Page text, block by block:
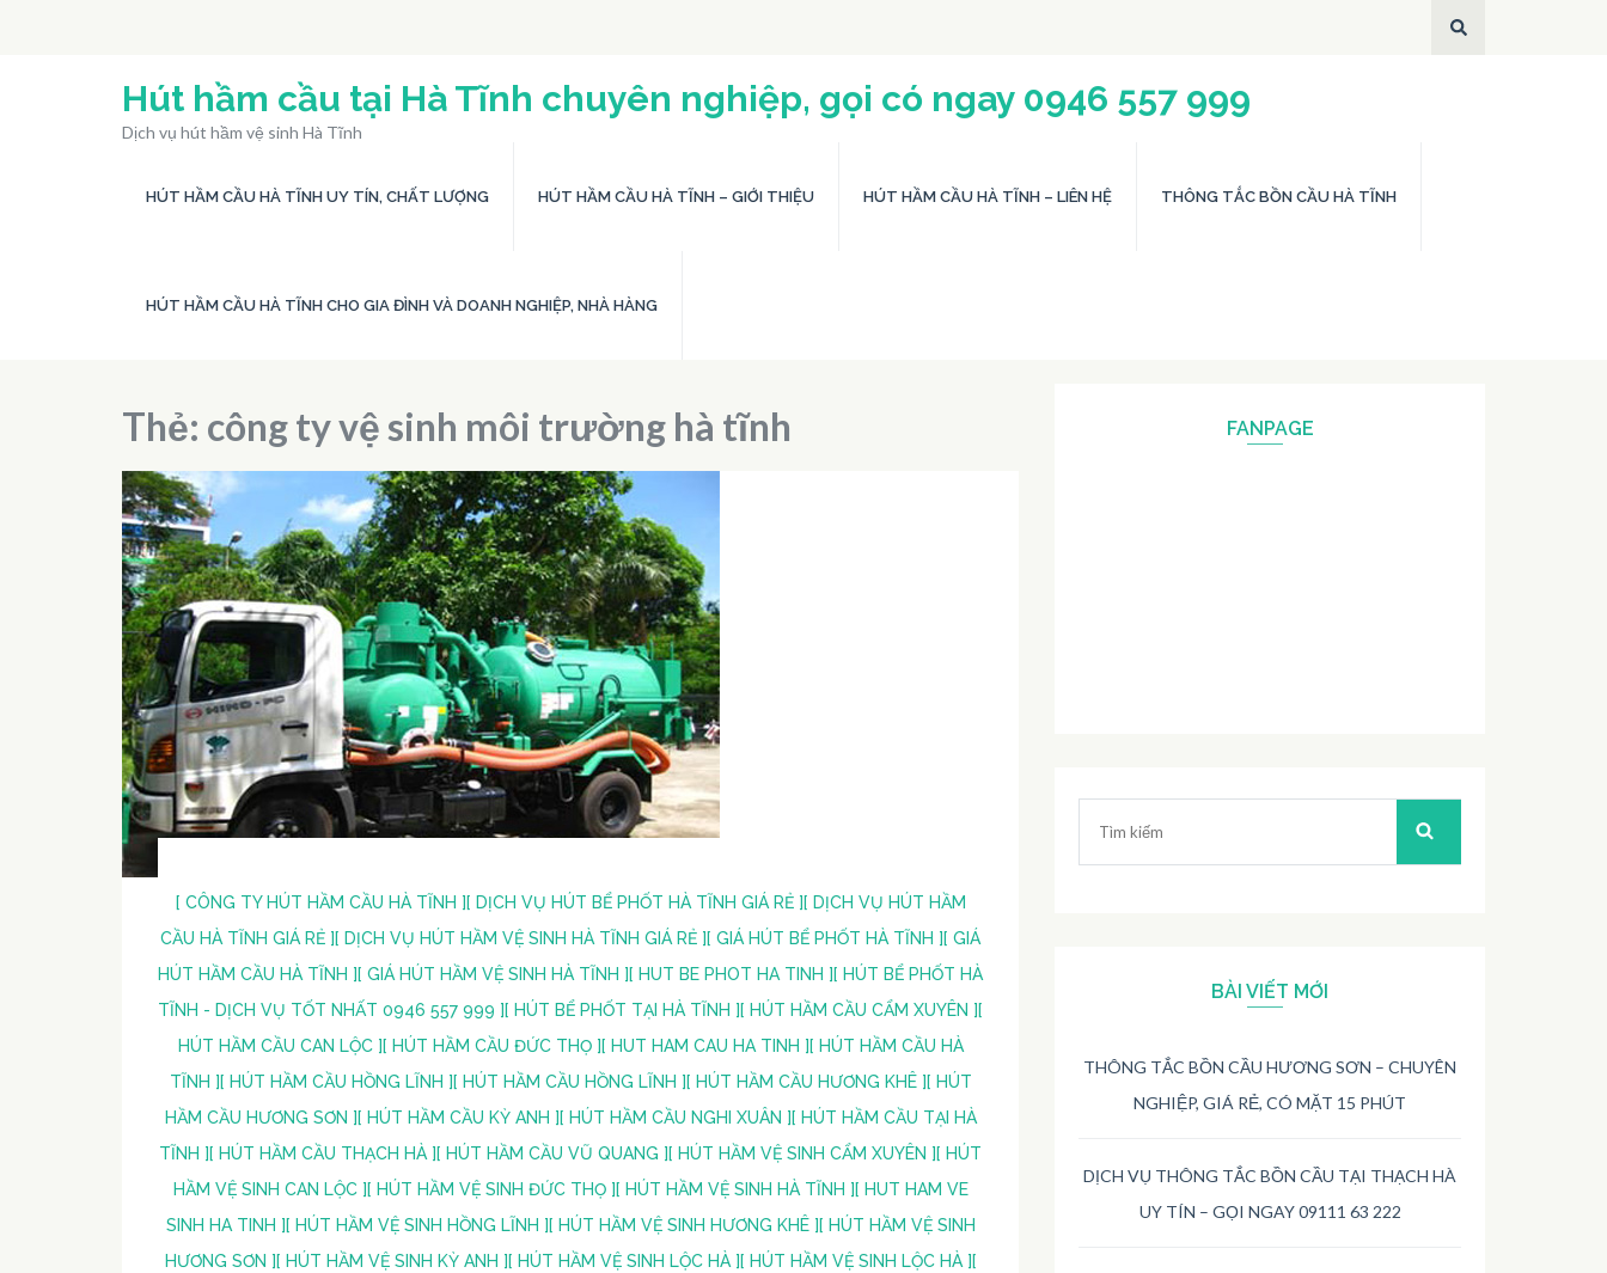
Hút hầm cầu tại Hà Tĩnh chuyên nghiệp, gọi có ngay 0946 557 999
Dịch vụ hút hầm vệ sinh Hà Tĩnh
HÚT HẦM CẦU HÀ TĨNH UY TÍN, CHẤT LƯỢNG HÚT HẦM CẦU HÀ TĨNH – GIỚI THIỆU HÚT HẦM CẦU HÀ TĨNH – LIÊN HỆ THÔNG TẮC BỒN CẦU HÀ TĨNH
HÚT HẦM CẦU HÀ TĨNH CHO GIA ĐÌNH VÀ DOANH NGHIỆP, NHÀ HÀNG
Thẻ: công ty vệ sinh môi trường hà tĩnh
[ CÔNG TY HÚT HẦM CẦU HÀ TĨNH ] [ DỊCH VỤ HÚT BỂ PHỐT HÀ TĨNH GIÁ RẺ ] [ DỊCH VỤ HÚT HẦM
CẦU HÀ TĨNH GIÁ RẺ ] [ DỊCH VỤ HÚT HẦM VỆ SINH HÀ TĨNH GIÁ RẺ ] [ GIÁ HÚT BỂ PHỐT HÀ TĨNH ] [ GIÁ
HÚT HẦM CẦU HÀ TĨNH ] [ GIÁ HÚT HẦM VỆ SINH HÀ TĨNH ] [ HUT BE PHOT HA TINH ] [ HÚT BỂ PHỐT HÀ
TĨNH - DỊCH VỤ TỐT NHẤT 0946 557 999 ] [ HÚT BỂ PHỐT TẠI HÀ TĨNH ] [ HÚT HẦM CẦU CẨM XUYÊN ] [
HÚT HẦM CẦU CAN LỘC ] [ HÚT HẦM CẦU ĐỨC THỌ ] [ HUT HAM CAU HA TINH ] [ HÚT HẦM CẦU HÀ
TĨNH ] [ HÚT HẦM CẦU HỒNG LĨNH ] [ HÚT HẦM CẦU HỒNG LĨNH ] [ HÚT HẦM CẦU HƯƠNG KHÊ ] [ HÚT
HẦM CẦU HƯƠNG SƠN ] [ HÚT HẦM CẦU KỲ ANH ] [ HÚT HẦM CẦU NGHI XUÂN ] [ HÚT HẦM CẦU TẠI HÀ
TĨNH ] [ HÚT HẦM CẦU THẠCH HÀ ] [ HÚT HẦM CẦU VŨ QUANG ] [ HÚT HẦM VỆ SINH CẨM XUYÊN ] [ HÚT
HẦM VỆ SINH CAN LỘC ] [ HÚT HẦM VỆ SINH ĐỨC THỌ ] [ HÚT HẦM VỆ SINH HÀ TĨNH ] [ HUT HAM VE
SINH HA TINH ] [ HÚT HẦM VỆ SINH HỒNG LĨNH ] [ HÚT HẦM VỆ SINH HƯƠNG KHÊ ] [ HÚT HẦM VỆ SINH
HƯƠNG SƠN ] [ HÚT HẦM VỆ SINH KỲ ANH ] [ HÚT HẦM VỆ SINH LỘC HÀ ] [ HÚT HẦM VỆ SINH LỘC HÀ ] [
FANPAGE
BÀI VIẾT MỚI
THÔNG TẮC BỒN CẦU HƯƠNG SƠN – CHUYÊN
NGHIỆP, GIÁ RẺ, CÓ MẶT 15 PHÚT
DỊCH VỤ THÔNG TẮC BỒN CẦU TẠI THẠCH HÀ
UY TÍN – GỌI NGAY 09111 63 222